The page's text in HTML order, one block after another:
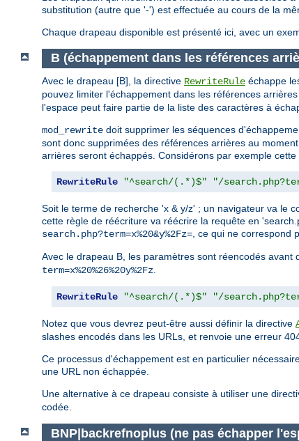
substitution (autre que '-') est effectuée au cours de la
Chaque drapeau disponible est présenté ici, avec un
B (échappement dans les références
Avec le drapeau [B], la directive RewriteRule échappe
pouvez limiter l'échappement dans les références
l'espace peut faire partie de la liste des caractères à
mod_rewrite doit supprimer les séquences
sont donc supprimées des références arrières au
arrières seront échappés. Considérons par exemple cette
RewriteRule "^search/(.*)$" "/
Soit le terme de recherche 'x & y/z' ; un navigateur va le
cette règle de réécriture va réécrire la requête en
search.php?term=x%20&y%2Fz= , ce qui ne correspond
Avec le drapeau B, les paramètres sont réencodés
term=x%20%26%20y%2Fz
RewriteRule "^search/(.*)$" "/
Notez que vous devrez peut-être aussi définir la directive
slashes encodés dans les URLs, et renvoie une erreur
Ce processus d'échappement est en particulier
une URL non échappée.
Une alternative à ce drapeau consiste à utiliser une
codée.
BNP|backrefnoplus (ne pas échapper